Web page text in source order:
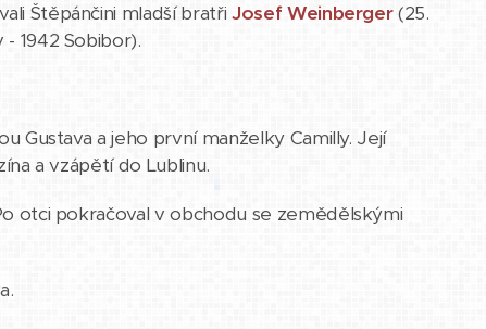
Štěpánčini mladší bratři Josef Weinberger(25.
1942 Sobibor).
Gustava a jeho první manželky Camilly. Její
a vzápětí do Lublinu.
otci pokračoval v obchodu se zemědělskými